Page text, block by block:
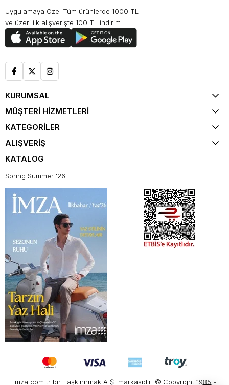
Uygulamaya Özel Tüm ürünlerde 1000 TL
ve üzeri ilk alışverişte 100 TL indirim
KURUMSAL
MÜŞTERİ HİZMETLERİ
KATEGORİLER
ALIŞVERİŞ
KATALOG
Spring Summer '26
imza.com.tr bir Taşkınırmak A.Ş. markasıdır. © Copyright 1985 -